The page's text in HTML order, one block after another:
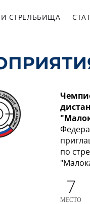
СТРЕЛЬБИЩА
по
7
МЕСТО